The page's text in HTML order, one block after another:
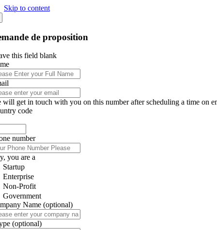
Skip to content
de proposition
this field blank
will get in touch with you on this number after scheduling a time on
code
number
you are a
Startup
Enterprise
Non-Profit
Government
Name (optional)
(optional)